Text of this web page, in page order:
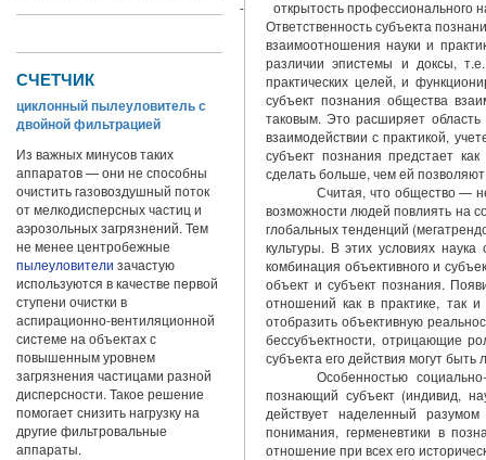
- открытость профессионального
Ответственность субъекта
взаимоотношения науки и
различии эпистемы и доксы,
практических целей, и
субъект познания общества
таковым. Это расширяет
взаимодействии с практикой,
субъект познания предстает
сделать больше, чем ей
Считая, что общество —
воз­можности людей повлиять на
глобальных тенденций
культуры. В этих условиях наука
комбинация объективного и
объект и субъект познания.
отношений как в практике, так
отобразить объективную
бессубъектности, отрицающие
субъекта его действия могут
Особенностью
познающий субъект (индивид,
действует наделенный разумом
понимания, герменев­тики в
отношение при всех его
СЧЕТЧИК
циклонный пылеуловитель с
двойной фильтрацией
Из важных минусов таких
аппаратов — они не способны
очистить газовоздушный поток
от мелкодисперсных частиц и
аэрозольных загрязнений. Тем
не менее центробежные
пылеуловители зачастую
используются в качестве первой
ступени очистки в
аспирационно-вентиляционной
системе на объектах с
повышенным уровнем
загрязнения частицами разной
дисперсности. Такое решение
помогает снизить нагрузку на
другие фильтровальные
аппараты.